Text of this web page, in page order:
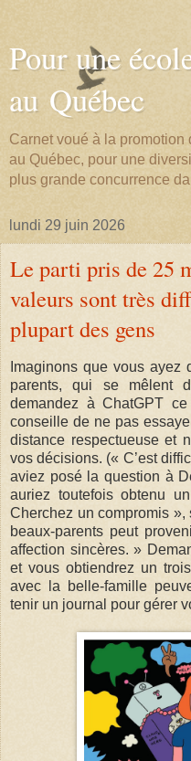
Pour une
au Québec
Carnet voué à la
au Québec, pour une
plus grande concurrence
lundi 29 juin 2026
Le parti pris de 25
valeurs sont très
plupart des gens
Imaginons que vous ayez
parents, qui se mêlent
demandez à ChatGPT
conseille de ne pas
distance respectueuse et
vos décisions. (« C’est
aviez posé la question à
auriez toutefois obtenu
Cherchez un compromis »,
beaux-parents peut
affection sincères. »
et vous obtiendrez un
avec la belle-famille
tenir un journal pour gérer